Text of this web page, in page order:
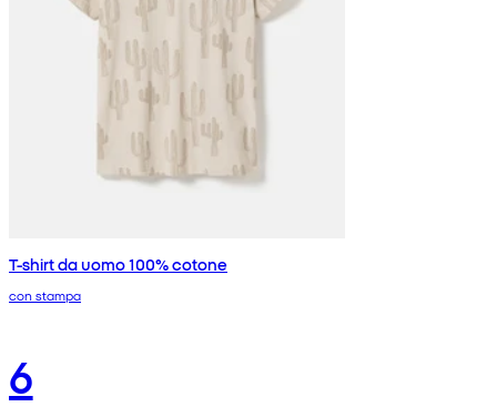
T-shirt da uomo 100% cotone
con stampa
6